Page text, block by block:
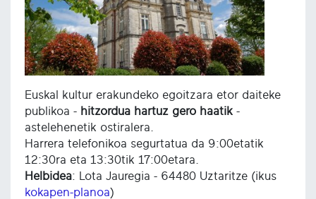
Euskal kultur erakundeko egoitzara etor daiteke
publikoa - hitzordua hartuz gero haatik -
astelehenetik ostiralera.
Harrera telefonikoa segurtatua da 9:00etatik
12:30ra eta 13:30tik 17:00etara.
Helbidea: Lota Jauregia - 64480 Uztaritze (ikus
kokapen-planoa)